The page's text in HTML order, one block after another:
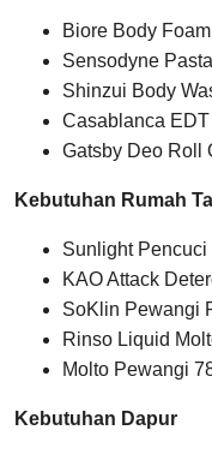
Biore Body
Sensodyne
Shinzui Body
Casablanca
Gatsby Deo Roll
Kebutuhan Rumah
Sunlight
KAO Attack
SoKlin Pewangi
Rinso Liquid
Molto Pewangi
Kebutuhan Dapur